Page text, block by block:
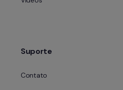
Suporte
Contato